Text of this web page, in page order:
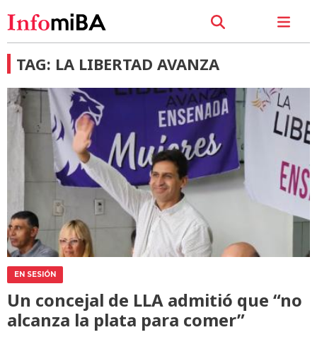
TAG: LA LIBERTAD AVANZA
EN SESIÓN
Un concejal de LLA admitió que “no
alcanza la plata para comer”